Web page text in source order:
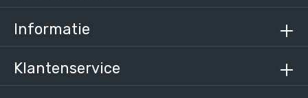
Informatie
Klantenservice